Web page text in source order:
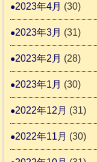
2023年4月 (30)
2023年3月 (31)
2023年2月 (28)
2023年1月 (30)
2022年12月 (31)
2022年11月 (30)